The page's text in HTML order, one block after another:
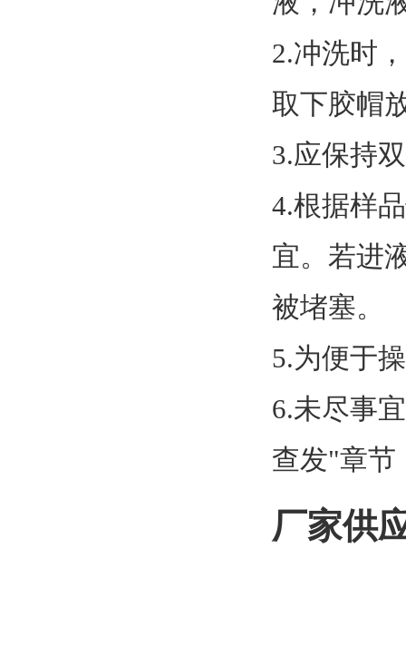
2.冲洗时
取下胶帽
3.应保持
4.根据样
宜。若进
被堵塞。
5.为便于
6.未尽事
查发"章节
厂家供